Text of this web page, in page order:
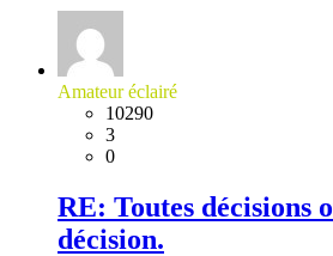
Amateur éclairé
10290
3
0
RE: Toutes décisions
décision.